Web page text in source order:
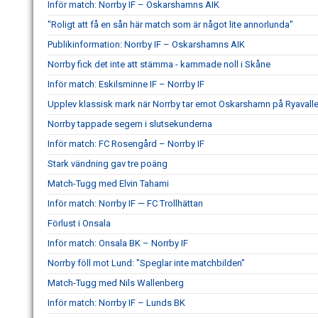
Inför match: Norrby IF – Oskarshamns AIK
"Roligt att få en sån här match som är något lite annorlunda"
Publikinformation: Norrby IF – Oskarshamns AIK
Norrby fick det inte att stämma - kammade noll i Skåne
Inför match: Eskilsminne IF – Norrby IF
Upplev klassisk mark när Norrby tar emot Oskarshamn på
Norrby tappade segern i slutsekunderna
Inför match: FC Rosengård – Norrby IF
Stark vändning gav tre poäng
Match-Tugg med Elvin Tahami
Inför match: Norrby IF — FC Trollhättan
Förlust i Onsala
Inför match: Onsala BK – Norrby IF
Norrby föll mot Lund: "Speglar inte matchbilden"
Match-Tugg med Nils Wallenberg
Inför match: Norrby IF – Lunds BK